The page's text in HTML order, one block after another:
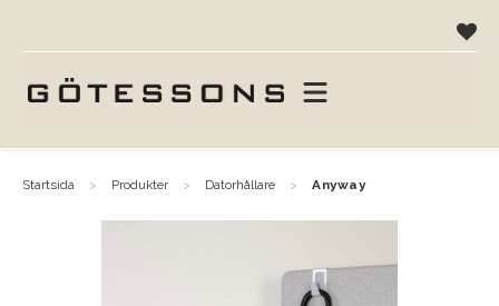
startsida produkter datorhållare anyway